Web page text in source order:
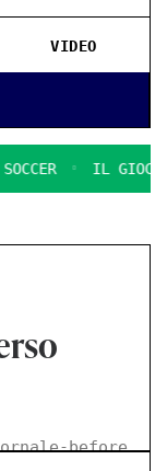
VIDEO
IL GIOCO SI FA